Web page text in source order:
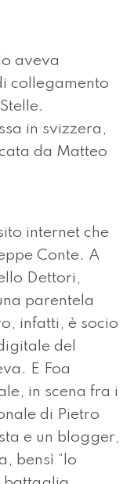
aveva
collegamento
in svizzera,
da Matteo
internet che
Conte. A
Dettori,
parentela
infatti, è socio
del
E Foa
in scena fra i
di Pietro
e un blogger,
bensì “lo